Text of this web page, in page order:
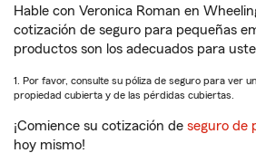
Hable con Veronica Roman en
cotización de seguro para pequeñas
productos son los adecuados para
1. Por favor, consulte su póliza de seguro para ver
propiedad cubierta y de las pérdidas cubiertas.
¡Comience su cotización de seguro de
hoy mismo!